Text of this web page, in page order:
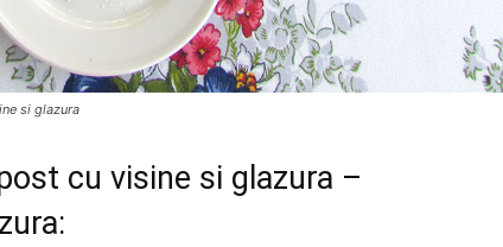
si glazura
cu visine si glazura –